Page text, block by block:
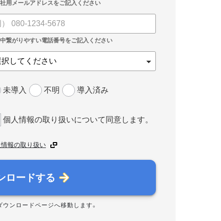
未導入 不明 導入済み
個人情報の取り扱いについて同意します。
報の取り扱い
ロードする
ウンロードページへ移動します。